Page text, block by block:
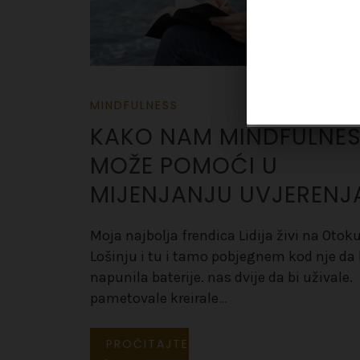
MINDFULNESS
KAKO NAM
MOŽE POMOĆI U
MIJENJANJU
Moja najbolja frendica Lidija živi na Otoku
Lošinju i tu i tamo pobjegnem kod nje da
napunila baterije. nas dvije da bi uživale.
pametovale kreirale…
PROČITAJTE